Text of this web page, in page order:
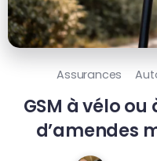
Assurances
GSM à vélo ou
d’amendes